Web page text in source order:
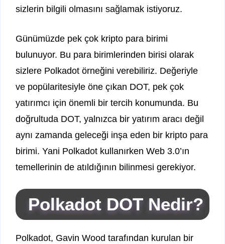
sizlerin bilgili olmasını sağlamak istiyoruz.
Günümüzde pek çok kripto para birimi
bulunuyor. Bu para birimlerinden birisi olarak
sizlere Polkadot örneğini verebiliriz. Değeriyle
ve popülaritesiyle öne çıkan DOT, pek çok
yatırımcı için önemli bir tercih konumunda. Bu
doğrultuda DOT, yalnızca bir yatırım aracı değil
aynı zamanda geleceği inşa eden bir kripto para
birimi. Yani Polkadot kullanırken Web 3.0’ın
temellerinin de atıldığının bilinmesi gerekiyor.
Polkadot DOT Nedir?
Polkadot, Gavin Wood tarafından kurulan bir